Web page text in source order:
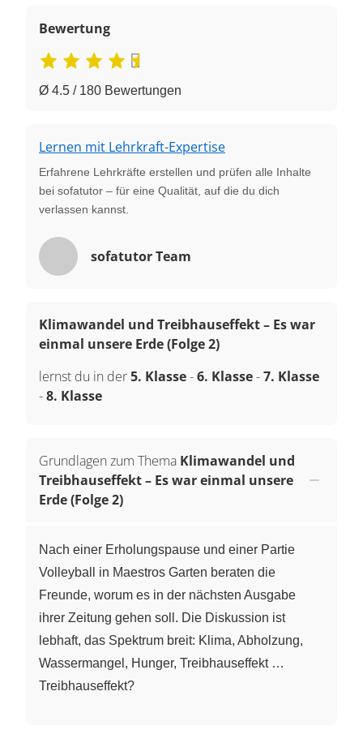
Bewertung
Ø 4.5 / 180 Bewertungen
Lernen mit Lehrkraft-Expertise
Erfahrene Lehrkräfte erstellen und prüfen alle Inhalte
bei sofatutor – für eine Qualität, auf die du dich
verlassen kannst.
sofatutor Team
Klimawandel und Treibhauseffekt – Es war
einmal unsere Erde (Folge 2)
lernst du in der5. Klasse-6. Klasse-7. Klasse
-8. Klasse
Grundlagen zum Thema Klimawandel und
Treibhauseffekt – Es war einmal unsere
Erde (Folge 2)
Nach einer Erholungspause und einer Partie
Volleyball in Maestros Garten beraten die
Freunde, worum es in der nächsten Ausgabe
ihrer Zeitung gehen soll. Die Diskussion ist
lebhaft, das Spektrum breit: Klima, Abholzung,
Wassermangel, Hunger, Treibhauseffekt …
Treibhauseffekt?